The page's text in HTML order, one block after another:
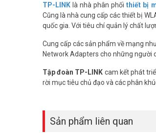
TP-LINK là nhà phân phốithiết bị
Cũng là nhà cung cấp các thiết bị
quốc gia. Với tiêu chí quản lý chất
Cung cấp các sản phẩm về mạng
Network Adapters cho những người
Tập đoàn TP-LINK cam kết phát
rời mục tiêu chủ đạo và các phân
Sản phẩm liên quan